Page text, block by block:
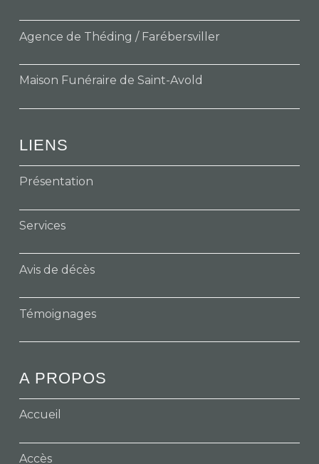
Agence de Théding / Farébersviller
Maison Funéraire de Saint-Avold
LIENS
Présentation
Services
Avis de décès
Témoignages
A PROPOS
Accueil
Accès